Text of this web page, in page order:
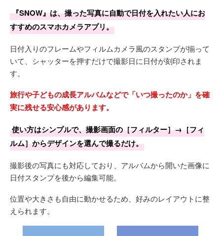
『SNOW』は、撮った写真に自動で日付を入れたい人にお
すすめのスマホカメラアプリ。
日付入りのフレームやフィルムカメラ風のスタンプが揃って
いて、シャッターを押すだけで撮影日に日付が刻印されま
す。
旅行や子どもの成長アルバムなどで「いつ撮ったのか」を確
実に残せる安心感があります。
使い方はシンプルで、撮影画面の［フィルター］→［フィ
ルム］からデザインを選んで撮るだけ。
撮影後の写真にも対応しており、アルバムから開いた画像に
日付スタンプを後から編集可能。
位置や大きさも自由に動かせるため、好みのレイアウトに整
えられます。